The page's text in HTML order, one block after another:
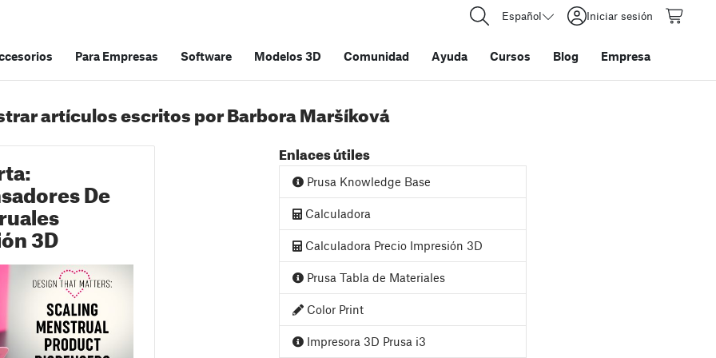
Español Iniciar sesión
Para Empresas Software Modelos 3D Comunidad Ayuda Cursos Blog Empresa
artículos escritos por Barbora Maršíková
De
3D
Enlaces útiles
Prusa Knowledge Base
Calculadora
Calculadora Precio Impresión 3D
Prusa Tabla de Materiales
Color Print
Impresora 3D Prusa i3